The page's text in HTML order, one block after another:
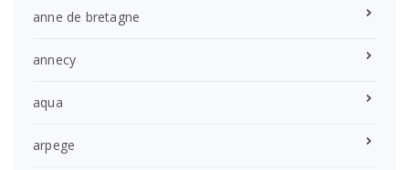
anne de bretagne
annecy
aqua
arpege